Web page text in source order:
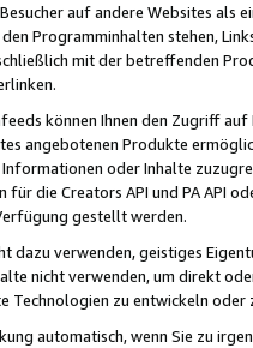
auf andere Websites als
Programminhalten stehen,
mit der betreffenden
können Ihnen den Zugriff
angebotenen Produkte
oder Inhalte
für die Creators API und PA API
gestellt werden.
dazu verwenden, geistiges
nicht verwenden, um direkt
Technologien zu entwickeln
automatisch, wenn Sie zu